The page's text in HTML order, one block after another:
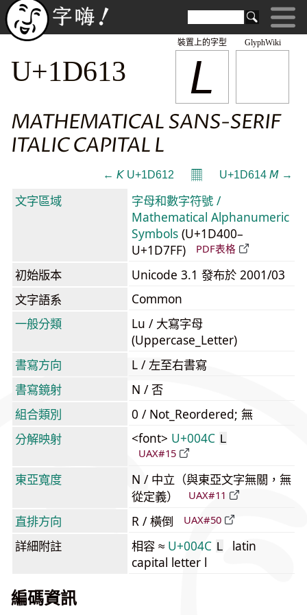
GlyphWiki
𝘓
裝置上的字型
U+1D613
MATHEMATICAL SANS-SERIF
ITALIC CAPITAL L
← 𝘒 U+1D612 𝄜 U+1D614 𝘔 →
文字區域
字母和數字符號 /
Mathematical Alphanumeric
Symbols (U+1D400–
U+1D7FF)
PDF表格
初始版本
Unicode 3.1 發布於 2001/03
文字語系
Common
一般分類
Lu / 大寫字母
(Uppercase_Letter)
書寫方向
L / 左至右書寫
書寫鏡射
N / 否
組合類別
0 / Not_Reordered; 無
分解映射
<font> U+004C L
UAX#15
東亞寬度
N / 中立（與東亞文字無關，無
從定義）
UAX#11
直排方向 R / 橫倒 UAX#50
詳細附註 相容 ≈ U+004C L
latin
capital letter l
編碼資訊